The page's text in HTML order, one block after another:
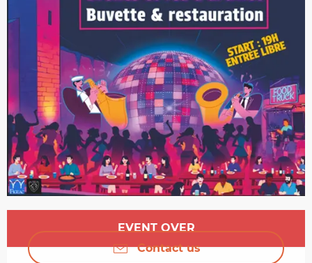
Opening hours & contact details
EVENT OVER
Contact us